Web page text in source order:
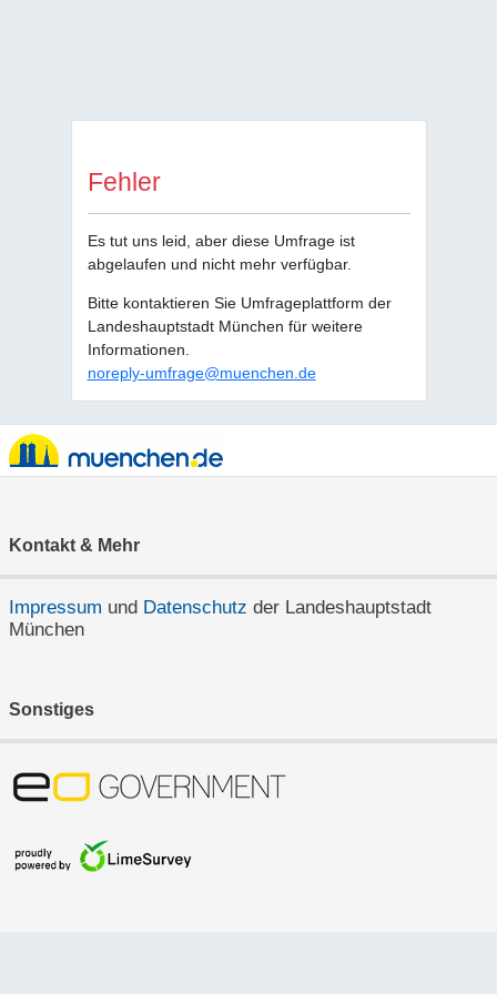
Fehler
Es tut uns leid, aber diese Umfrage ist
abgelaufen und nicht mehr verfügbar.
Bitte kontaktieren Sie Umfrageplattform der
Landeshauptstadt München für weitere
Informationen.
noreply-umfrage@muenchen.de
Kontakt & Mehr
Impressum und Datenschutz der Landeshauptstadt
München
Sonstiges